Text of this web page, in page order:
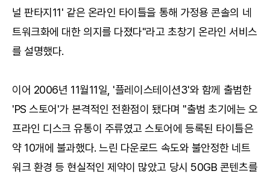
널 판타지11' 같은 온라인 타이틀을 통해 가정용 콘솔의 네
트워크화에 대한 의지를 다졌다"라고 초창기 온라인 서비스
를 설명했다.
이어 2006년 11월11일, '플레이스테이션3'와 함께 출범한
'PS 스토어'가 본격적인 전환점이 됐다며 "출범 초기에는 오
프라인 디스크 유통이 주류였고 스토어에 등록된 타이틀은
약 10개에 불과했다. 느린 다운로드 속도와 불안정한 네트
워크 환경 등 현실적인 제약이 많았고 당시 50GB 콘텐츠를